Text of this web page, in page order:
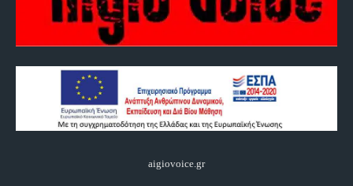
aigiovoice.gr